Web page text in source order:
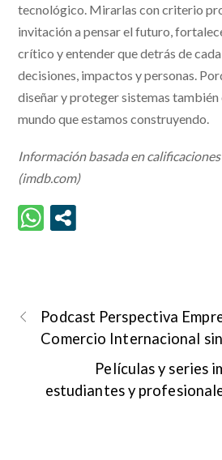
tecnológico. Mirarlas con criterio
invitación a pensar el futuro,
crítico y entender que detrás de
decisiones, impactos y personas.
diseñar y proteger sistemas también
mundo que estamos construyendo.
Información basada en
(imdb.com)
Podcast Perspectiva
Comercio Internacional
Películas y series
estudiantes y